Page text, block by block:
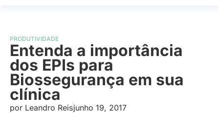
PRODUTIVIDADE
Entenda a importância
dos EPIs para
Biossegurança em sua
clínica
por Leandro Reisjunho 19, 2017